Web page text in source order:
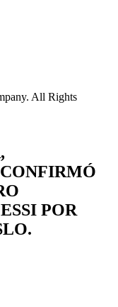
All Rights
POR